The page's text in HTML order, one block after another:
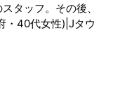
タッフ。その後、
・40代女性)|Jタウ